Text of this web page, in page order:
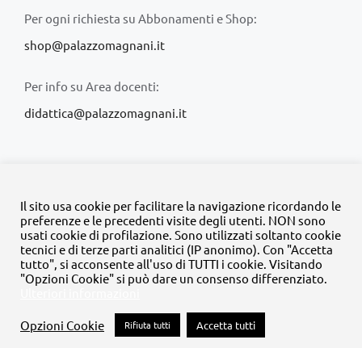
Per ogni richiesta su Abbonamenti e Shop:
shop@palazzomagnani.it
Per info su Area docenti:
didattica@palazzomagnani.it
© Copyright 2020 -2026 | Tutti i diritti riservati | MyFpm è un
progetto dellaFondazione Palazzo Magnani
FacebookInstagram
TwitterLinkedInYouTube
Il sito usa cookie per facilitare la navigazione ricordando le
preferenze e le precedenti visite degli utenti. NON sono
usati cookie di profilazione. Sono utilizzati soltanto cookie
tecnici e di terze parti analitici (IP anonimo). Con "Accetta
tutto", si acconsente all'uso di TUTTI i cookie. Visitando
"Opzioni Cookie" si può dare un consenso differenziato.
Opzioni Cookie Rifiuta tutti Accetta tutti